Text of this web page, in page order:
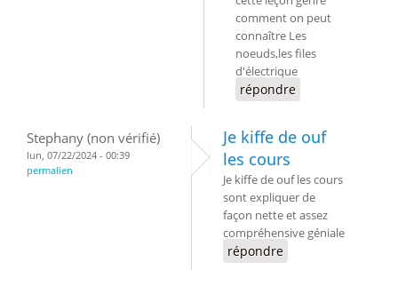
comment on peut
connaître Les
noeuds,les files
d'électrique
répondre
Stephany (non vérifié)
lun, 07/22/2024 - 00:39
permalien
Je kiffe de ouf
les cours
Je kiffe de ouf les cours
sont expliquer de
façon nette et assez
compréhensive géniale
répondre